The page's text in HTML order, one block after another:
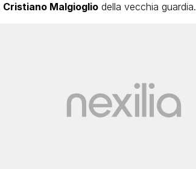
Cristiano Malgiogliodella vecchia guardia.